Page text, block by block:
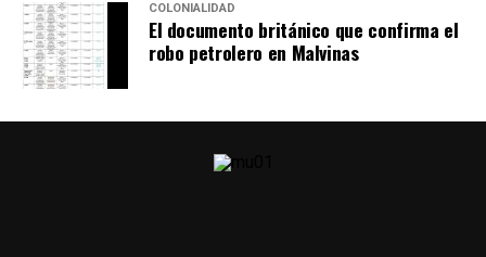
COLONIALIDAD
El documento británico que confirma el
robo petrolero en Malvinas